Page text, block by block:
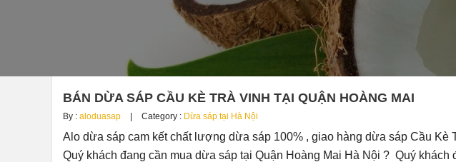
BÁN DỪA SÁP CẦU KÈ TRÀ VINH TẠI QUẬN HOÀNG MAI
By : aloduasap Category : Dừa sáp tại Hà Nội
Alo dừa sáp cam kết chất lượng dừa sáp 100% , giao hàng dừa sáp Cầu Kè
Quý khách đang cần mua dừa sáp tại Quận Hoàng Mai Hà Nội ? Quý khách